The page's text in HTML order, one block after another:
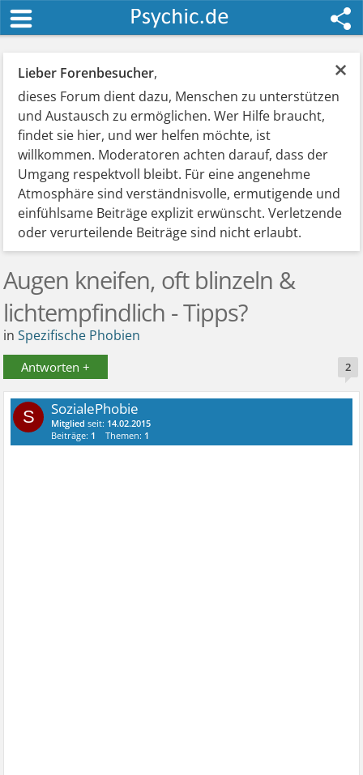
×
Lieber Forenbesucher,
dieses Forum dient dazu, Menschen zu unterstützen
und Austausch zu ermöglichen. Wer Hilfe braucht,
findet sie hier, und wer helfen möchte, ist
willkommen. Moderatoren achten darauf, dass der
Umgang respektvoll bleibt. Für eine angenehme
Atmosphäre sind verständnisvolle, ermutigende und
einfühlsame Beiträge explizit erwünscht. Verletzende
oder verurteilende Beiträge sind nicht erlaubt.
Augen kneifen, oft blinzeln &
lichtempfindlich - Tipps?
inSpezifische Phobien
Antworten + 2
S SozialePhobie
Mitglied seit: 14.02.2015
Beiträge: 1 Themen: 1